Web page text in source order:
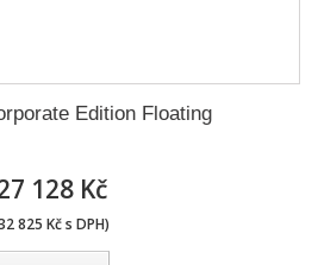
Edition Floating
128 Kč
825 Kč s DPH)